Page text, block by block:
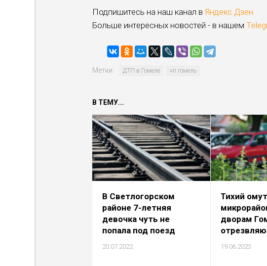
Подпишитесь на наш канал в Яндекс.Дзен
Больше интересных новостей - в нашем
Метки: ДТП в Гомеле чп гомель
В ТЕМУ...
В Светлогорском
районе 7-летняя
девочка чуть не
попала под поезд
20.07.2022
Тихий
дворам
19.06.2023